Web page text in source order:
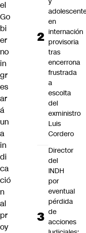
el
Go
bi
er
no
in
gr
es
ar
á
un
a
in
di
ca
ció
n
al
pr
oy
en
internación
provisoria
tras
encerrona
frustrada
a
escolta
del
exministro
Luis
Cordero
Director
del
INDH
por
eventual
pérdida
de
acciones